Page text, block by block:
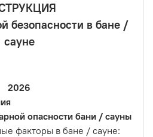
безопасности в бане /
сауне
2026
опасности бани / сауны
факторы в бане / сауне: